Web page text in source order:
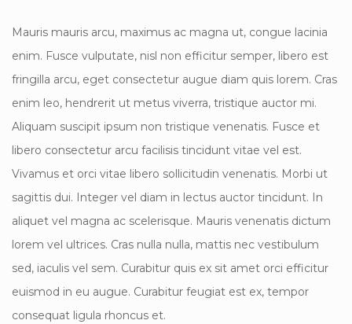
Mauris mauris arcu, maximus ac magna ut, congue lacinia
enim. Fusce vulputate, nisl non efficitur semper, libero est
fringilla arcu, eget consectetur augue diam quis lorem. Cras
enim leo, hendrerit ut metus viverra, tristique auctor mi.
Aliquam suscipit ipsum non tristique venenatis. Fusce et
libero consectetur arcu facilisis tincidunt vitae vel est.
Vivamus et orci vitae libero sollicitudin venenatis. Morbi ut
sagittis dui. Integer vel diam in lectus auctor tincidunt. In
aliquet vel magna ac scelerisque. Mauris venenatis dictum
lorem vel ultrices. Cras nulla nulla, mattis nec vestibulum
sed, iaculis vel sem. Curabitur quis ex sit amet orci efficitur
euismod in eu augue. Curabitur feugiat est ex, tempor
consequat ligula rhoncus et.